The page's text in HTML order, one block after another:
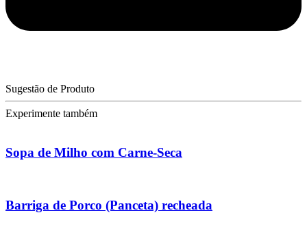
Sugestão de Produto
Experimente também
Sopa de Milho com Carne-Seca
Barriga de Porco (Panceta) recheada